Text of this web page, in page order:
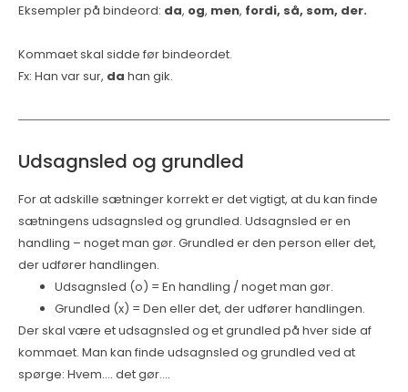
Eksempler på bindeord: da, og, men, fordi, så, som, der.
Kommaet skal sidde før bindeordet.
Fx: Han var sur, da han gik.
Udsagnsled og grundled
For at adskille sætninger korrekt er det vigtigt, at du kan finde
sætningens udsagnsled og grundled. Udsagnsled er en
handling – noget man gør. Grundled er den person eller det,
der udfører handlingen.
Udsagnsled (o) = En handling / noget man gør.
Grundled (x) = Den eller det, der udfører handlingen.
Der skal være et udsagnsled og et grundled på hver side af
kommaet. Man kan finde udsagnsled og grundled ved at
spørge: Hvem…. det gør….